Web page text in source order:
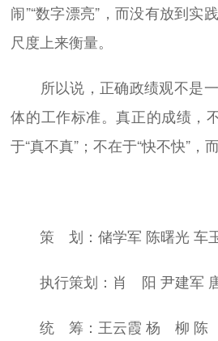
闹”“数字漂亮”，而没有放到实
尺度上来衡量。
所以说，正确政绩观不是一
体的工作标准。真正的成绩，
于“真不真”；不在于“快不快”，
策 划：储学军 陈曙光 车
执行策划：肖 阳 尹建军
统 筹：王云霞 杨 柳 陈